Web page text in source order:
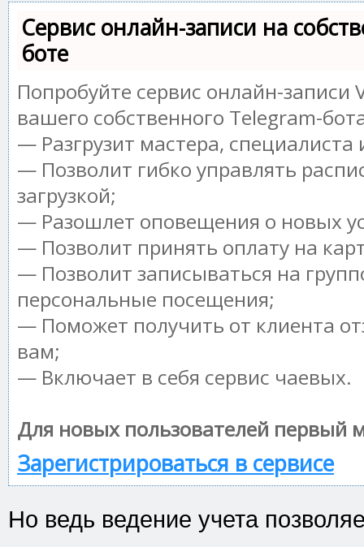
Сервис онлайн-записи на
боте
Попробуйте сервис онлайн-записи
вашего собственного Telegram-
— Разгрузит мастера,
— Позволит гибко управлять
загрузкой;
— Разошлет оповещения о новых
— Позволит принять оплату на
— Позволит записываться на
персональные посещения;
— Поможет получить от клиента
вам;
— Включает в себя сервис чаевых.
Для новых пользователей первый
Зарегистрироваться в сервисе
Но ведь ведение учета